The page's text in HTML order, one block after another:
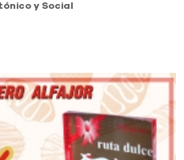
y Social